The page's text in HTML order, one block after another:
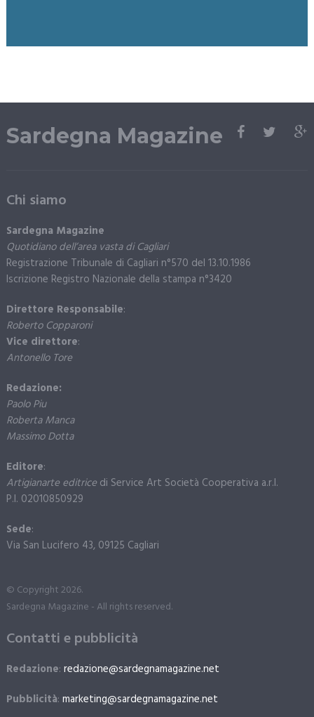
Sardegna Magazine
Chi siamo
Sardegna Magazine
Quotidiano dell’area vasta di Cagliari
Registrazione Tribunale di Cagliari n°570 del 13.10.1986
Iscrizione Registro Nazionale della stampa n°3420
Direttore Responsabile:
Roberto Copparoni
Vice direttore:
Antonello Tore
Redazione:
Paolo Piu
Roberta Manca
Massimo Dotta
Editore:
Artigianarte editricedi Service Art Società Cooperativa a.r.l.
P.I. 02010850929
Sede:
Via San Lucifero 43, 09125 Cagliari
© Copyright 2026.
Sardegna Magazine - All rights reserved.
Contatti e pubblicità
Redazione: redazione@sardegnamagazine.net
Pubblicità: marketing@sardegnamagazine.net